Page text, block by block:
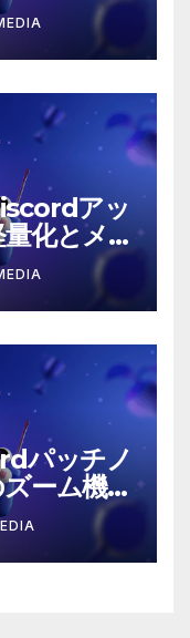
アッ
化とメン
パッチノ
ーム機能
が登場！